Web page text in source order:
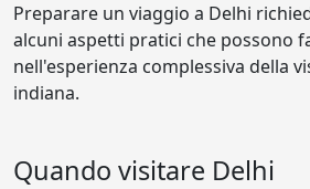
Preparare un viaggio a Delhi
alcuni aspetti pratici che possono
nell'esperienza complessiva della
indiana.
Quando visitare Delhi